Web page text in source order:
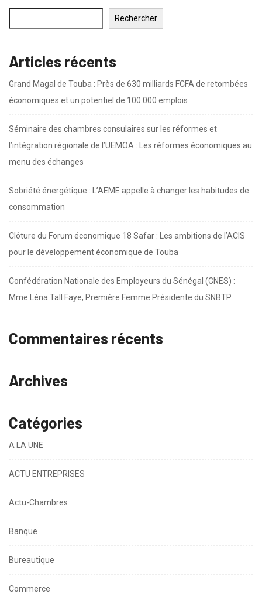
Rechercher
Articles récents
Grand Magal de Touba : Près de 630 milliards FCFA de retombées
économiques et un potentiel de 100.000 emplois
Séminaire des chambres consulaires sur les réformes et
l’intégration régionale de l’UEMOA : Les réformes économiques au
menu des échanges
Sobriété énergétique : L’AEME appelle à changer les habitudes de
consommation
Clôture du Forum économique 18 Safar : Les ambitions de l’ACIS
pour le développement économique de Touba
Confédération Nationale des Employeurs du Sénégal (CNES) :
Mme Léna Tall Faye, Première Femme Présidente du SNBTP
Commentaires récents
Archives
Catégories
A LA UNE
ACTU ENTREPRISES
Actu-Chambres
Banque
Bureautique
Commerce